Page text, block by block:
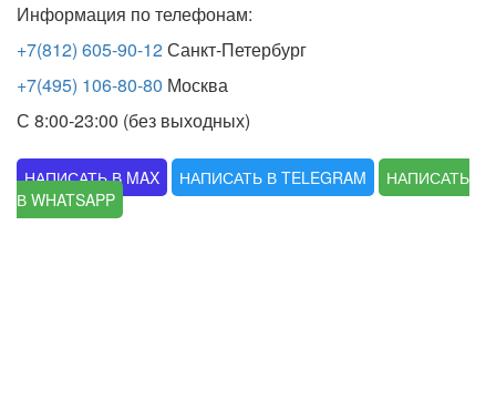
Информация по телефонам:
+7(812) 605-90-12Санкт-Петербург
+7(495) 106-80-80 Москва
С 8:00-23:00 (без выходных)
НАПИСАТЬ В MAX НАПИСАТЬ В TELEGRAM
НАПИСАТЬ
В WHATSAPP